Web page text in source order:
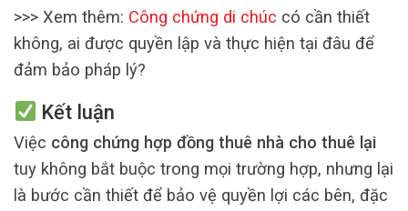
>>> Xem thêm: Công chứng di chúc có cần thiết
không, ai được quyền lập và thực hiện tại đâu để
đảm bảo pháp lý?
Kết luận
Việc công chứng hợp đồng thuê nhà cho thuê lại
tuy không bắt buộc trong mọi trường hợp, nhưng lại
là bước cần thiết để bảo vệ quyền lợi các bên, đặc